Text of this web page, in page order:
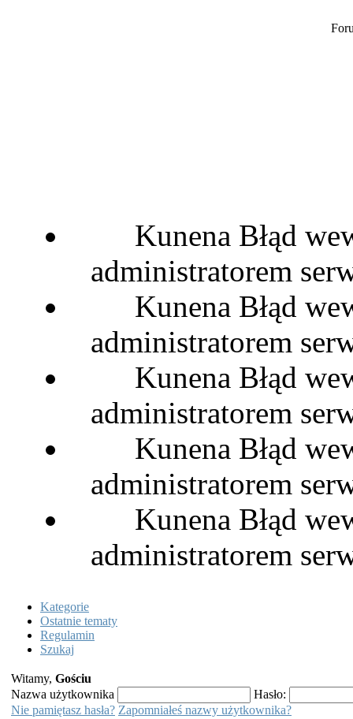
Kunena Błąd
administratorem
Kunena Błąd
administratorem
Kunena Błąd
administratorem
Kunena Błąd
administratorem
Kunena Błąd
administratorem
Kategorie
Ostatnie tematy
Regulamin
Szukaj
Witamy, Gościu
Nazwa użytkownika
Hasło:
Nie pamiętasz hasła? Zapomniałeś nazwy użytkownika?